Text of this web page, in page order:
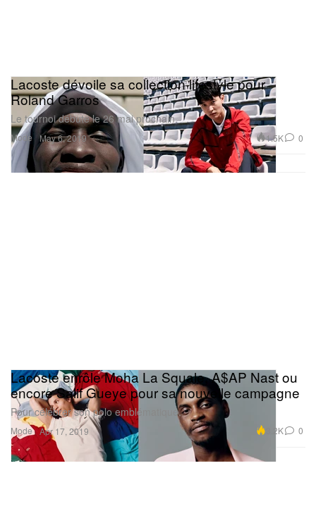
Mode
Lacoste dévoile sa collection lifestyle pour
Roland Garros
Le tournoi débute le 26 mai prochain.
May 6, 2019 1.5K 0
Mode
Lacoste enrôle Moha La Squale, A$AP Nast ou
encore Salif Gueye pour sa nouvelle campagne
Pour célébrer son polo emblématique.
Apr 17, 2019 3.2K 0